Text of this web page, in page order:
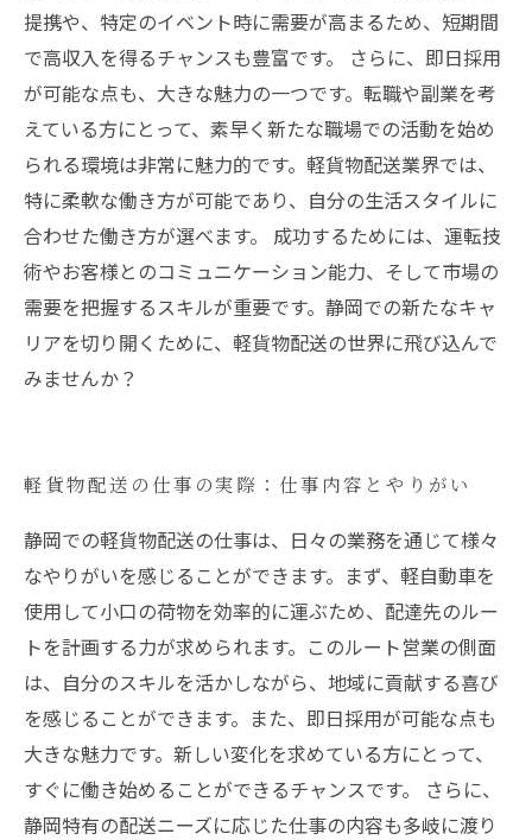
提携や、特定のイベント時に需要が高まるため、短期間
で高収入を得るチャンスも豊富です。 さらに、即日採用
が可能な点も、大きな魅力の一つです。転職や副業を考
えている方にとって、素早く新たな職場での活動を始め
られる環境は非常に魅力的です。軽貨物配送業界では、
特に柔軟な働き方が可能であり、自分の生活スタイルに
合わせた働き方が選べます。 成功するためには、運転技
術やお客様とのコミュニケーション能力、そして市場の
需要を把握するスキルが重要です。静岡での新たなキャ
リアを切り開くために、軽貨物配送の世界に飛び込んで
みませんか？
軽貨物配送の仕事の実際：仕事内容とやりがい
静岡での軽貨物配送の仕事は、日々の業務を通じて様々
なやりがいを感じることができます。まず、軽自動車を
使用して小口の荷物を効率的に運ぶため、配達先のルー
トを計画する力が求められます。このルート営業の側面
は、自分のスキルを活かしながら、地域に貢献する喜び
を感じることができます。また、即日採用が可能な点も
大きな魅力です。新しい変化を求めている方にとって、
すぐに働き始めることができるチャンスです。 さらに、
静岡特有の配送ニーズに応じた仕事の内容も多岐に渡り